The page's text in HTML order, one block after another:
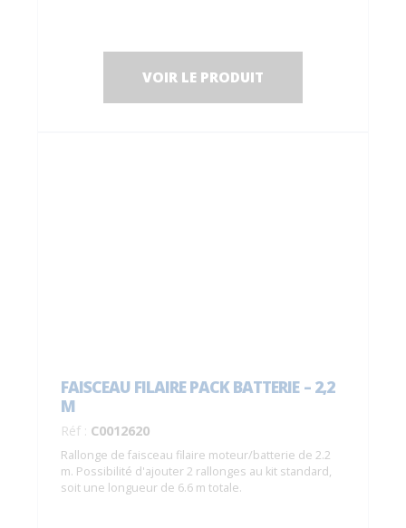
VOIR LE PRODUIT
FAISCEAU FILAIRE PACK BATTERIE – 2,2
M
Réf : C0012620
Rallonge de faisceau filaire moteur/batterie de 2.2
m. Possibilité d'ajouter 2 rallonges au kit standard,
soit une longueur de 6.6 m totale.